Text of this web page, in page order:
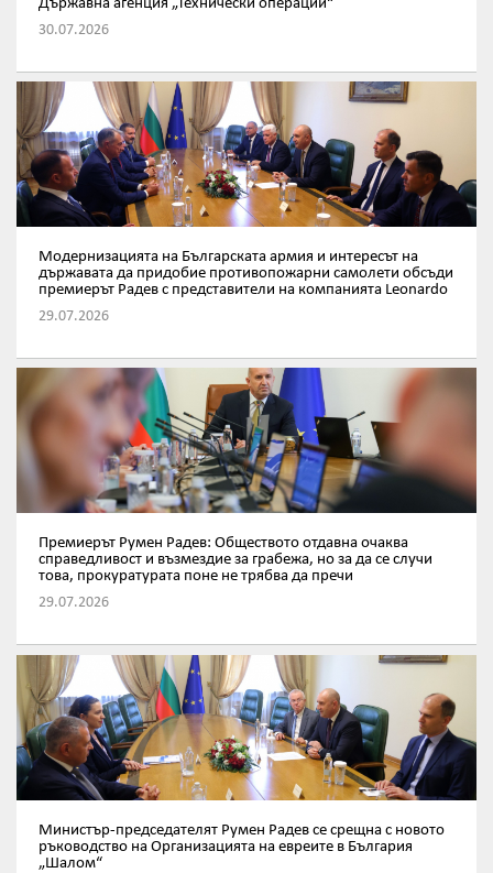
Държавна агенция „Технически операции“
30.07.2026
Модернизацията на Българската армия и интересът на
държавата да придобие противопожарни самолети обсъди
премиерът Радев с представители на компанията Leonardo
29.07.2026
Премиерът Румен Радев: Обществото отдавна очаква
справедливост и възмездие за грабежа, но за да се случи
това, прокуратурата поне не трябва да пречи
29.07.2026
Министър-председателят Румен Радев се срещна с новото
ръководство на Организацията на евреите в България
„Шалом“